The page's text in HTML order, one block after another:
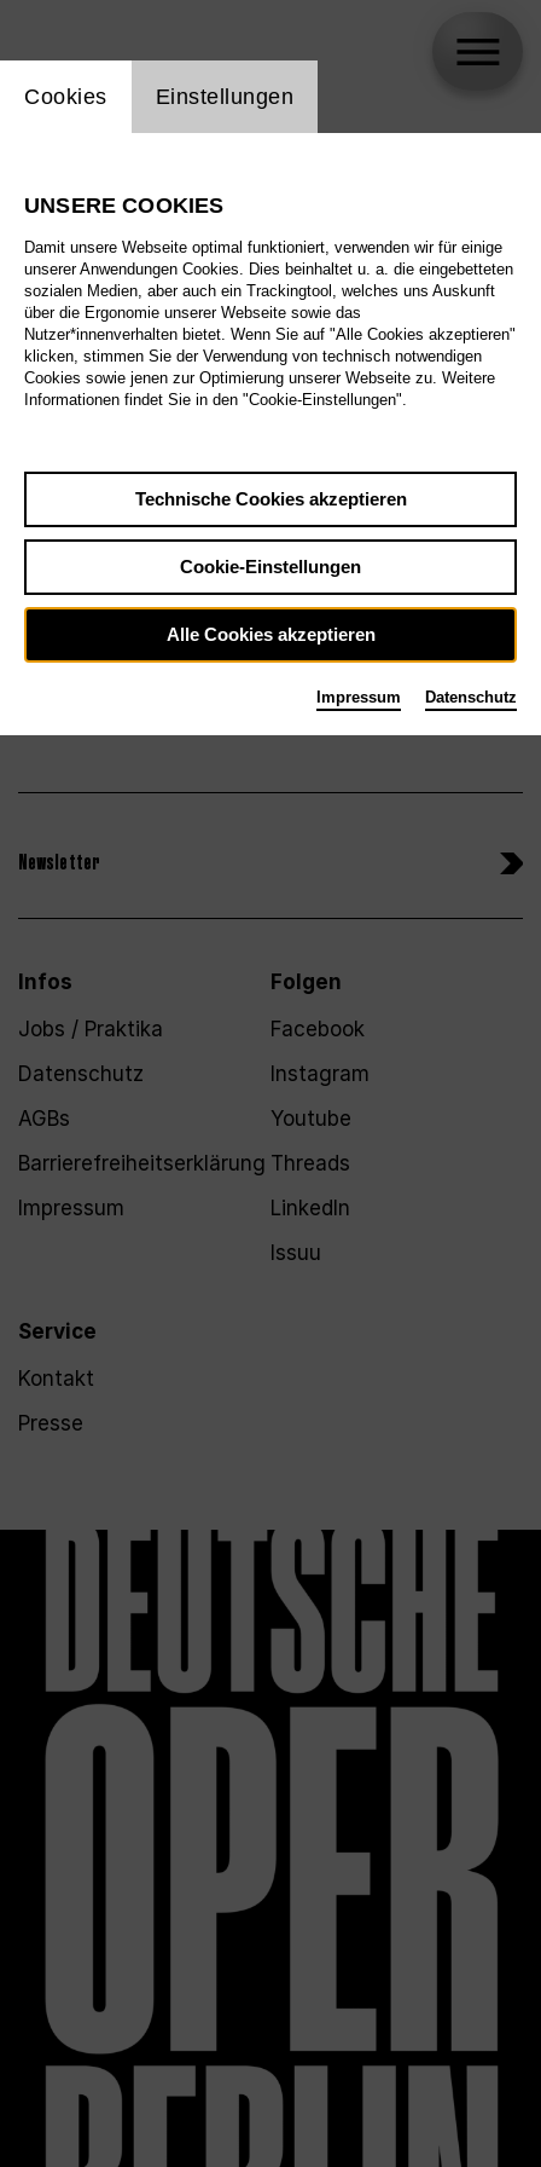
Biographie
Spielplan
The Alonetimes
Mi 14.10.26
Tischlerei
Tickets
Mi 14.10.26
Fr 16.10.26
Newsletter
Infos
Jobs / Praktika
Datenschutz
AGBs
Barrierefreiheitserklärung
Impressum
Service
Kontakt
Presse
Folgen
Facebook
Instagram
Youtube
Threads
LinkedIn
Issuu
Einstellung Website Cookie
Cookies Einstellungen
UNSERE COOKIES
Damit unsere Webseite optimal funktioniert, verwenden wir für einige
unserer Anwendungen Cookies. Dies beinhaltet u. a. die eingebetteten
sozialen Medien, aber auch ein Trackingtool, welches uns Auskunft
über die Ergonomie unserer Webseite sowie das
Nutzer*innenverhalten bietet. Wenn Sie auf "Alle Cookies akzeptieren"
klicken, stimmen Sie der Verwendung von technisch notwendigen
Cookies sowie jenen zur Optimierung unserer Webseite zu. Weitere
Informationen findet Sie in den "Cookie-Einstellungen".
Technische Cookies akzeptieren
Cookie-Einstellungen
Alle Cookies akzeptieren
Impressum Datenschutz